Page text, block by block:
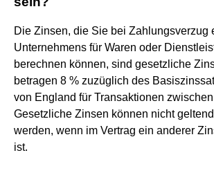
Die Zinsen, die Sie bei Zahlungsverzug
Unternehmens für Waren oder
berechnen können, sind gesetzliche
betragen 8 % zuzüglich des
von England für Transaktionen
Gesetzliche Zinsen können nicht
werden, wenn im Vertrag ein anderer
ist.